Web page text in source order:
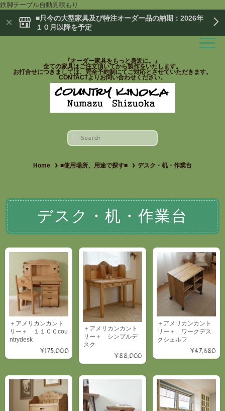
鉄脚テーブル自動見積もり
■只今の大型家具及び特注オーダー品の納期：2026年
１０月以降を予定
『オーダー家具をもっと身近に。』
全ての家具はご注文頂いてから製作をいたします。
お打合せにつきましては、完全予約制にてご対応とさせていただきます。
CONTACTよりお問い合わせください。
Home ■使用場所、用途で探す■ デスク・机・作業台
デスク・机・作業台
＋アメリカンカント
リー＋ １１００cou
ntrydesk
¥175,000
＋アメリカンカント
リー＋ シンプルデ
スク
¥88,000
＋アメリカンカント
リー＋ ワークデス
クシェルフ
¥47,680